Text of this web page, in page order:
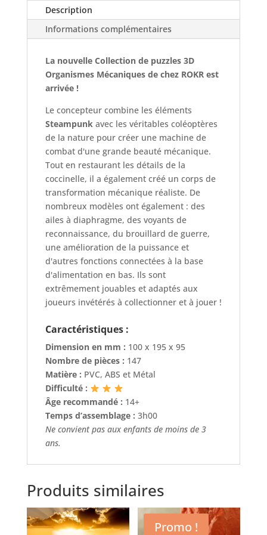
Description
Informations complémentaires
La nouvelle Collection de puzzles 3D
Organismes Mécaniques de chez ROKR est
arrivée !
Le concepteur combine les éléments
Steampunkavec les véritables coléoptères
de la nature pour créer une machine de
combat d'une grande beauté mécanique.
Tout en restaurant les détails de la
coccinelle, il a également créé un corps de
transformation mécanique réaliste. De
nombreux modèles ont également : des
ailes à diaphragme, des voyants de
reconnaissance, du brouillard de guerre,
une amélioration de la puissance et
d'autres fonctions connectées à la base
d'alimentation en bas. Ils sont
extrêmement jouables et adaptés aux
joueurs invétérés à collectionner et à jouer !
Caractéristiques :
Dimension en mm : 100 x 195 x 95
Nombre de pièces : 147
Matière : PVC, ABS et Métal
Difficulté :
Âge recommandé : 14+
Temps d’assemblage : 3h00
Ne convient pas aux enfants de moins de 3
ans.
Produits similaires
Promo !